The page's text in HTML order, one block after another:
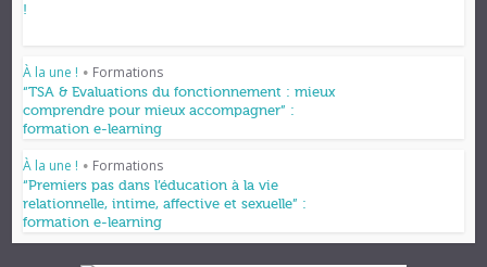
!
À la une ! • Formations
“TSA & Evaluations du fonctionnement : mieux
comprendre pour mieux accompagner” :
formation e-learning
À la une ! • Formations
“Premiers pas dans l’éducation à la vie
relationnelle, intime, affective et sexuelle” :
formation e-learning